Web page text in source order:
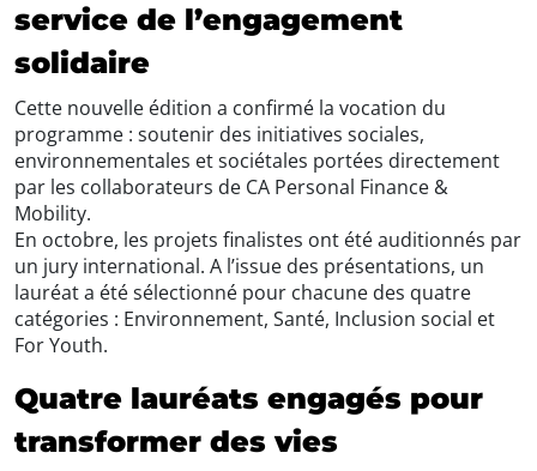
service de l’engagement
solidaire
Cette nouvelle édition a confirmé la vocation du
programme : soutenir des initiatives sociales,
environnementales et sociétales portées directement
par les collaborateurs de CA Personal Finance &
Mobility.
En octobre, les projets finalistes ont été auditionnés par
un jury international. A l’issue des présentations, un
lauréat a été sélectionné pour chacune des quatre
catégories : Environnement, Santé, Inclusion social et
For Youth.
Quatre lauréats engagés pour
transformer des vies